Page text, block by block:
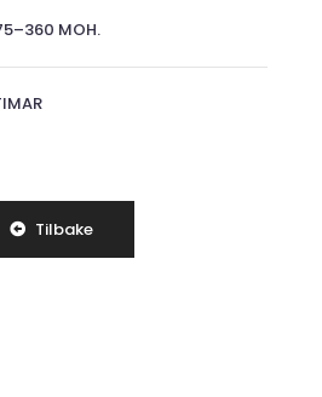
MOH.
Tilbake